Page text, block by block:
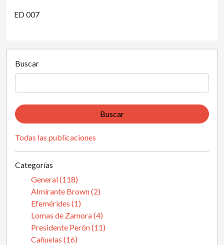
ED 007
Buscar
Buscar
Todas las publicaciones
Categorías
General (118)
Almirante Brown (2)
Efemérides (1)
Lomas de Zamora (4)
Presidente Perón (11)
Cañuelas (16)